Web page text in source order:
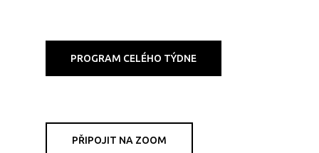
PROGRAM CELÉHO TÝDNE
PŘIPOJIT NA ZOOM